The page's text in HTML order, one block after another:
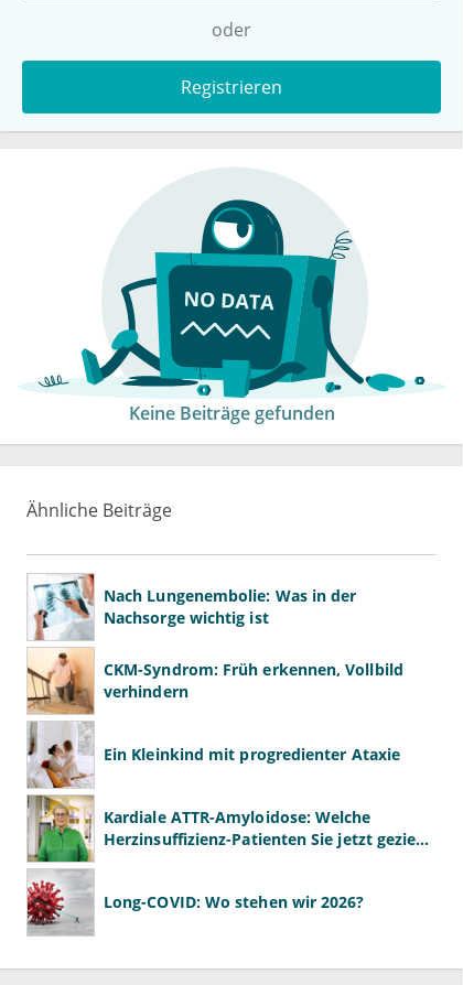
oder
Registrieren
Keine Beiträge gefunden
Ähnliche Beiträge
Nach Lungenembolie: Was in der
Nachsorge wichtig ist
CKM-Syndrom: Früh erkennen, Vollbild
verhindern
Ein Kleinkind mit progredienter Ataxie
Kardiale ATTR-Amyloidose: Welche
Herzinsuffizienz-Patienten Sie jetzt gezielt
Long-COVID: Wo stehen wir 2026?